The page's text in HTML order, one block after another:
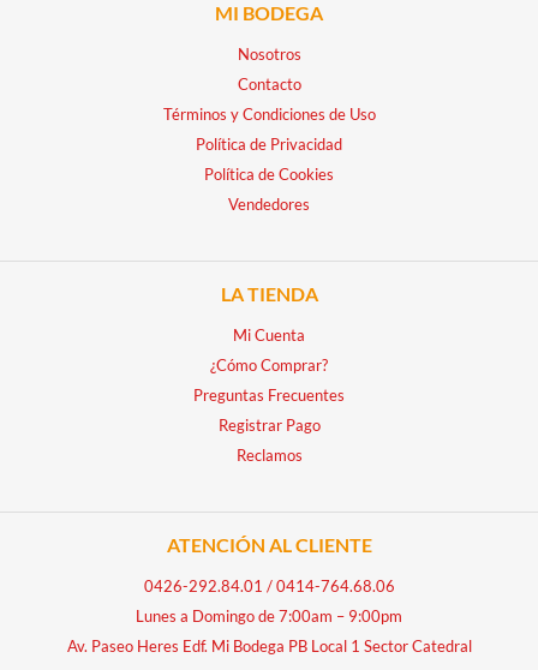
MI BODEGA
Nosotros
Contacto
Términos y Condiciones de Uso
Política de Privacidad
Política de Cookies
Vendedores
LA TIENDA
Mi Cuenta
¿Cómo Comprar?
Preguntas Frecuentes
Registrar Pago
Reclamos
ATENCIÓN AL CLIENTE
0426-292.84.01 /0414-764.68.06
Lunes a Domingo de 7:00am – 9:00pm
Av. Paseo Heres Edf. Mi Bodega PB Local 1 Sector Catedral